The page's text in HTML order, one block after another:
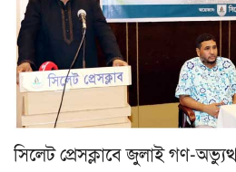
সিলেট প্রেসক্লাবে জুলাই গণ-